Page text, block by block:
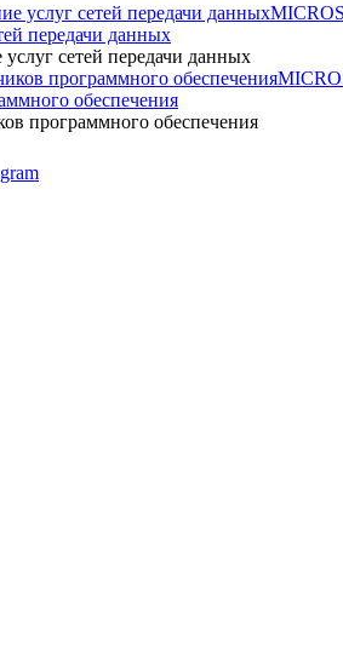
MICROS
передачи данных
сетей передачи данных
обеспечения
программного обеспечения